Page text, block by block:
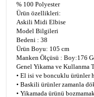
% 100 Polyester
Ürün özellikleri:
Askili Midi Elbise
Model Bilgileri
Bedeni : 38
Ürün Boyu: 105 cm
Manken Ölçüsü : Boy:176
Genel Yikama ve Kullanma
• El isi ve boncuklu ürünler
• Baskili ürünler zamanla
• Yikamada ürünü